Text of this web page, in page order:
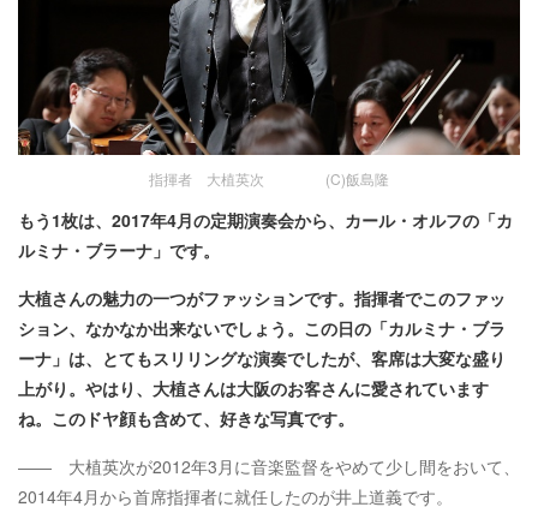
指揮者 大植英次 (C)飯島隆
もう1枚は、2017年4月の定期演奏会から、カール・オルフの「カ
ルミナ・ブラーナ」です。
大植さんの魅力の一つがファッションです。指揮者でこのファッ
ション、なかなか出来ないでしょう。この日の「カルミナ・ブラ
ーナ」は、とてもスリリングな演奏でしたが、客席は大変な盛り
上がり。やはり、大植さんは大阪のお客さんに愛されています
ね。このドヤ顔も含めて、好きな写真です。
―― 大植英次が2012年3月に音楽監督をやめて少し間をおいて、
2014年4月から首席指揮者に就任したのが井上道義です。